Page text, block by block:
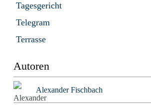
Tagesgericht
Telegram
Terrasse
Autoren
Alexander Fischbach